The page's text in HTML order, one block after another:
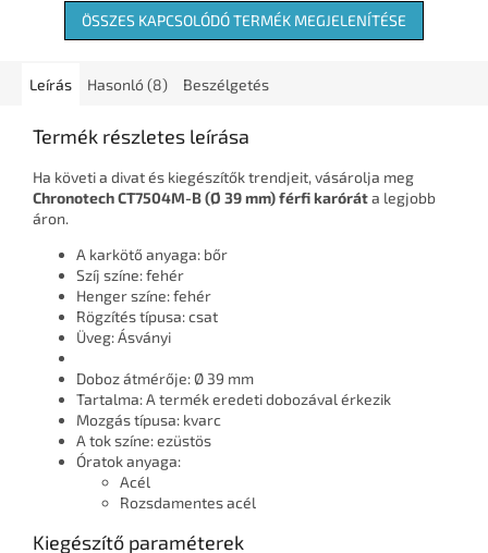
ÖSSZES KAPCSOLÓDÓ TERMÉK MEGJELENÍTÉSE
Leírás Hasonló (8) Beszélgetés
Termék részletes leírása
Ha követi a divat és kiegészítők trendjeit, vásárolja meg
Chronotech CT7504M-B (Ø 39 mm) férfi karóráta legjobb
áron.
A karkötő anyaga: bőr
Szíj színe: fehér
Henger színe: fehér
Rögzítés típusa: csat
Üveg: Ásványi
Doboz átmérője: Ø 39 mm
Tartalma: A termék eredeti dobozával érkezik
Mozgás típusa: kvarc
A tok színe: ezüstös
Óratok anyaga:
Acél
Rozsdamentes acél
Kiegészítő paraméterek